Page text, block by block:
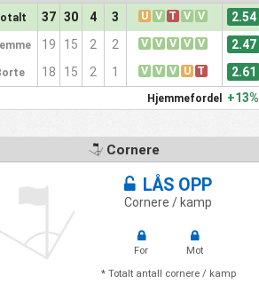
37 30 4 3 U V T V V 2.54
19 15 2 2 V V V V V 2.47
18 15 2 1 V V V U T 2.61
Hjemmefordel +13%
Cornere
LÅS OPP
Cornere / kamp
For
Mot
* Totalt antall cornere / kamp